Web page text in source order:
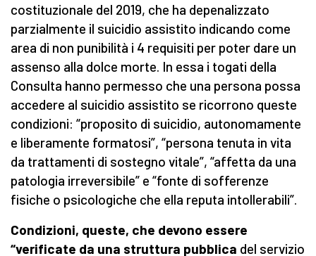
costituzionale del 2019, che ha depenalizzato
parzialmente il suicidio assistito indicando come
area di non punibilità i 4 requisiti per poter dare un
assenso alla dolce morte. In essa i togati della
Consulta hanno permesso che una persona possa
accedere al suicidio assistito se ricorrono queste
condizioni: “proposito di suicidio, autonomamente
e liberamente formatosi”, “persona tenuta in vita
da trattamenti di sostegno vitale”, “affetta da una
patologia irreversibile” e “fonte di sofferenze
fisiche o psicologiche che ella reputa intollerabili”.
Condizioni, queste, che devono essere
“verificate da una struttura pubblica del servizio